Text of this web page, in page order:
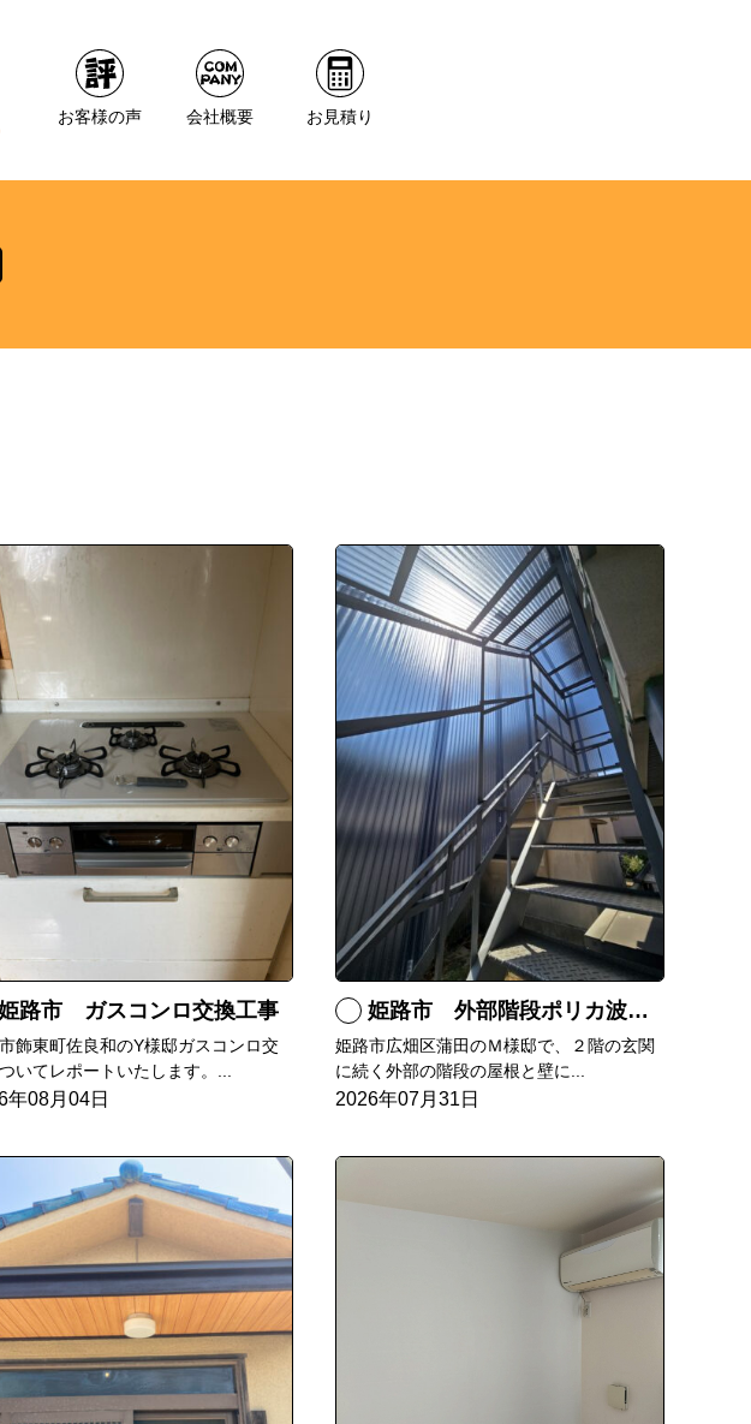
お客様の声 会社概要 お見積り
路市 ガスコンロ交換工事
飾東町佐良和のY様邸ガスコンロ交
いてレポートいたします。...
年08月04日
姫路市 外部階段ポリカ波板張替工事
姫路市広畑区蒲田のＭ様邸で、２階の玄関
に続く外部の階段の屋根と壁に...
2026年07月31日